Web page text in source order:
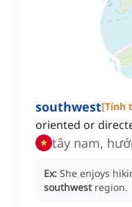
southwest[Tính
oriented or
tây nam,
Ex: She enjoys
southwest region.